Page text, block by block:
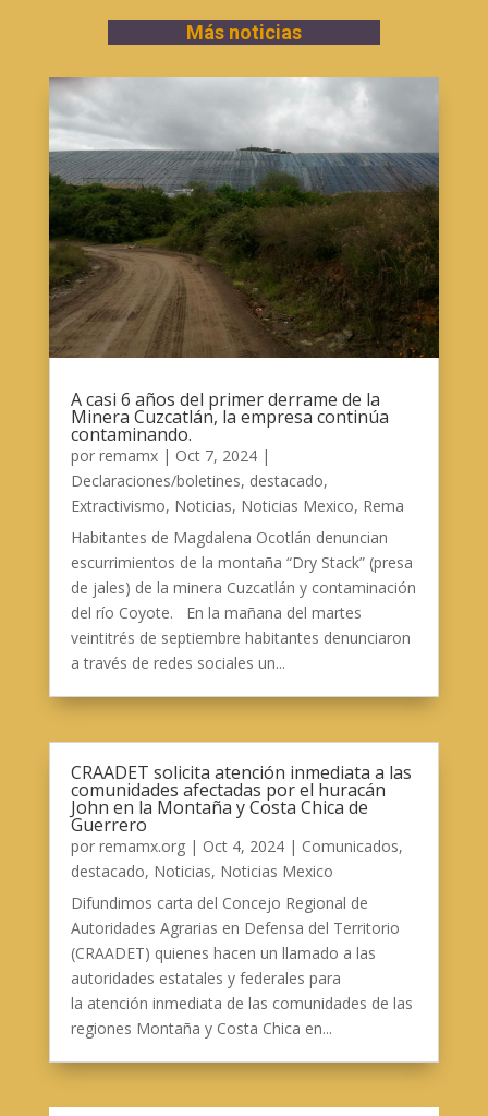
Más noticias
A casi 6 años del primer derrame de la
Minera Cuzcatlán, la empresa continúa
contaminando.
por remamx| Oct 7, 2024|
Declaraciones/boletines, destacado,
Extractivismo, Noticias, Noticias Mexico, Rema
Habitantes de Magdalena Ocotlán denuncian
escurrimientos de la montaña “Dry Stack” (presa
de jales) de la minera Cuzcatlán y contaminación
del río Coyote. En la mañana del martes
veintitrés de septiembre habitantes denunciaron
a través de redes sociales un...
CRAADET solicita atención inmediata a las
comunidades afectadas por el huracán
John en la Montaña y Costa Chica de
Guerrero
por remamx.org| Oct 4, 2024| Comunicados,
destacado, Noticias, Noticias Mexico
Difundimos carta del Concejo Regional de
Autoridades Agrarias en Defensa del Territorio
(CRAADET) quienes hacen un llamado a las
autoridades estatales y federales para
la atención inmediata de las comunidades de las
regiones Montaña y Costa Chica en...